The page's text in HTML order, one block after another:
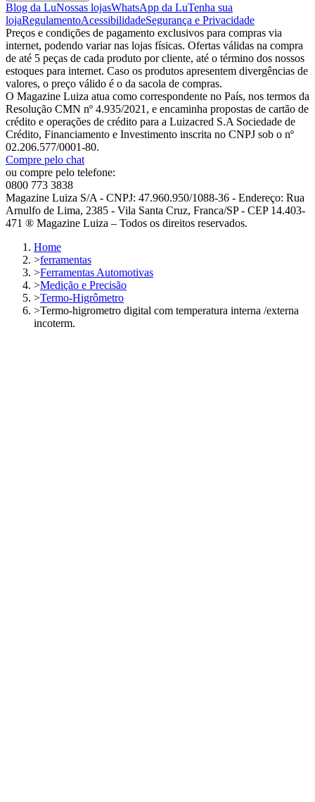
Blog da LuNossas lojasWhatsApp da LuTenha sua
lojaRegulamentoAcessibilidadeSegurança e Privacidade
Preços e condições de pagamento exclusivos para compras via
internet, podendo variar nas lojas físicas. Ofertas válidas na compra
de até 5 peças de cada produto por cliente, até o término dos nossos
estoques para internet. Caso os produtos apresentem divergências de
valores, o preço válido é o da sacola de compras.
O Magazine Luiza atua como correspondente no País, nos termos da
Resolução CMN nº 4.935/2021, e encaminha propostas de cartão de
crédito e operações de crédito para a Luizacred S.A Sociedade de
Crédito, Financiamento e Investimento inscrita no CNPJ sob o nº
02.206.577/0001-80.
Compre pelo chat
ou compre pelo telefone:
0800 773 3838
Magazine Luiza S/A - CNPJ: 47.960.950/1088-36 - Endereço: Rua
Arnulfo de Lima, 2385 - Vila Santa Cruz, Franca/SP - CEP 14.403-
471 ® Magazine Luiza – Todos os direitos reservados.
Home
>ferramentas
>Ferramentas Automotivas
>Medição e Precisão
>Termo-Higrômetro
>Termo-higrometro digital com temperatura interna /externa
incoterm.